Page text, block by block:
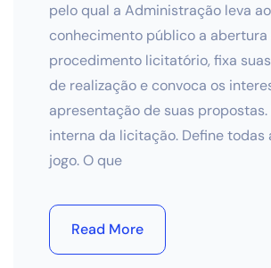
pelo qual a Administração leva ao
conhecimento público a abertura
procedimento licitatório, fixa
de realização e convoca os
apresentação de suas propostas.
interna da licitação. Define todas
jogo. O que
Read More